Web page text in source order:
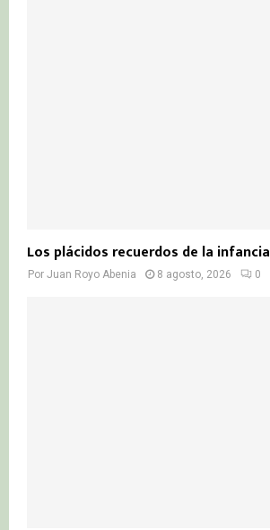
Los plácidos recuerdos de la infancia
Por Juan Royo Abenia 8 agosto, 2026 0